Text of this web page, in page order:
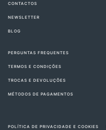
CONTACTOS
NEWSLETTER
BLOG
PERGUNTAS FREQUENTES
TERMOS E CONDIÇÕES
TROCAS E DEVOLUÇÕES
MÉTODOS DE PAGAMENTOS
POLÍTICA DE PRIVACIDADE E COOKIES